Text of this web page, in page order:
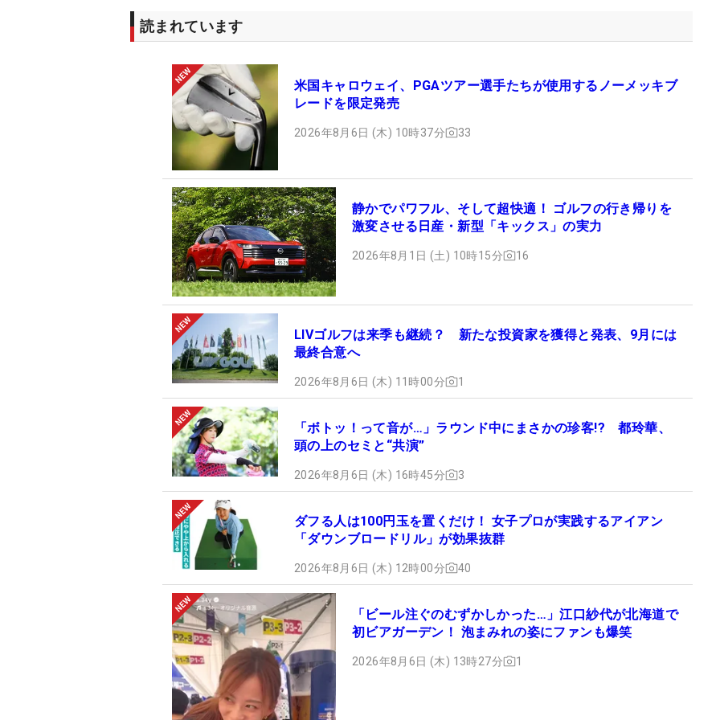
読まれています
米国キャロウェイ、PGAツアー選手たちが使用するノーメッキブ
レードを限定発売
2026年8月6日 (木) 10時37分 33
静かでパワフル、そして超快適！ ゴルフの行き帰りを
激変させる日産・新型「キックス」の実力
2026年8月1日 (土) 10時15分 16
LIVゴルフは来季も継続？ 新たな投資家を獲得と発表、9月には
最終合意へ
2026年8月6日 (木) 11時00分 1
「ボトッ！って音が…」ラウンド中にまさかの珍客!? 都玲華、
頭の上のセミと“共演”
2026年8月6日 (木) 16時45分 3
ダフる人は100円玉を置くだけ！ 女子プロが実践するアイアン
「ダウンブロードリル」が効果抜群
2026年8月6日 (木) 12時00分 40
「ビール注ぐのむずかしかった…」江口紗代が北海道で
初ビアガーデン！ 泡まみれの姿にファンも爆笑
2026年8月6日 (木) 13時27分 1